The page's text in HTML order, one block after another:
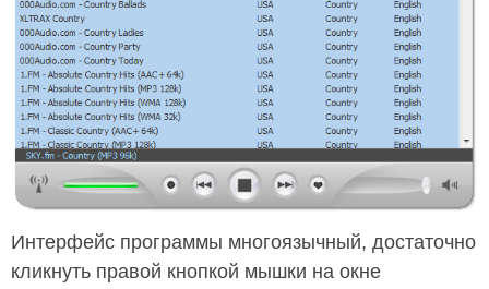
Интерфейс программы многоязычный, достаточно
кликнуть правой кнопкой мышки на окне